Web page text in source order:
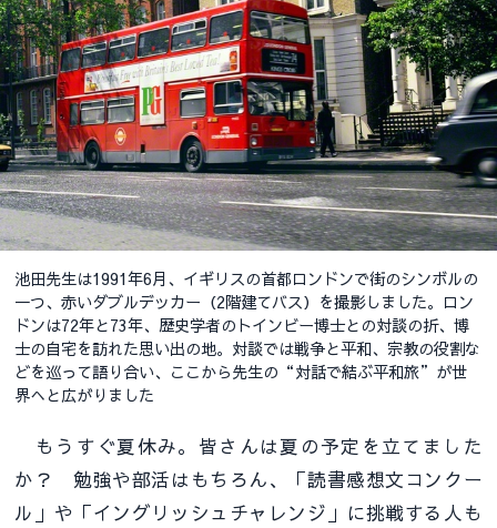
池田先生は1991年6月、イギリスの首都ロンドンで街のシンボルの
一つ、赤いダブルデッカー（2階建てバス）を撮影しました。ロン
ドンは72年と73年、歴史学者のトインビー博士との対談の折、博
士の自宅を訪れた思い出の地。対談では戦争と平和、宗教の役割な
どを巡って語り合い、ここから先生の“対話で結ぶ平和旅”が世
界へと広がりました
もうすぐ夏休み。皆さんは夏の予定を立てました
か？ 勉強や部活はもちろん、「読書感想文コンクー
ル」や「イングリッシュチャレンジ」に挑戦する人も